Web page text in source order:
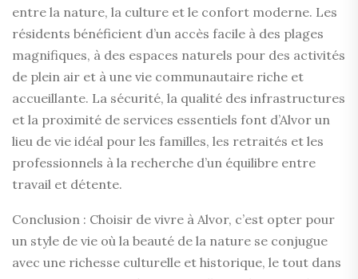
entre la nature, la culture et le confort moderne. Les
résidents bénéficient d’un accès facile à des plages
magnifiques, à des espaces naturels pour des activités
de plein air et à une vie communautaire riche et
accueillante. La sécurité, la qualité des infrastructures
et la proximité de services essentiels font d’Alvor un
lieu de vie idéal pour les familles, les retraités et les
professionnels à la recherche d’un équilibre entre
travail et détente.
Conclusion : Choisir de vivre à Alvor, c’est opter pour
un style de vie où la beauté de la nature se conjugue
avec une richesse culturelle et historique, le tout dans